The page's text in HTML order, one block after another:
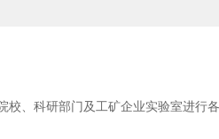
校、科研部门及工矿企业实验室进行